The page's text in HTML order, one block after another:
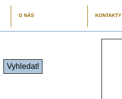
O NÁS KONTAKTY